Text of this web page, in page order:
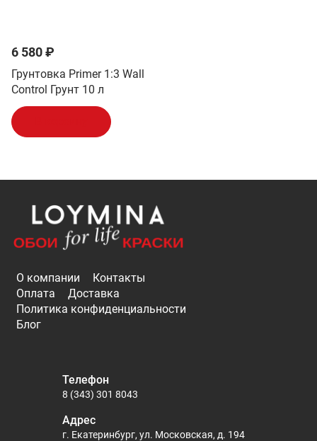
6 580 ₽
Грунтовка Primer 1:3 Wall
Control Грунт 10 л
О компании
Контакты
Оплата
Доставка
Политика конфиденциальности
Блог
Телефон
8 (343) 301 8043
Адрес
г. Екатеринбург, ул. Московская, д. 194